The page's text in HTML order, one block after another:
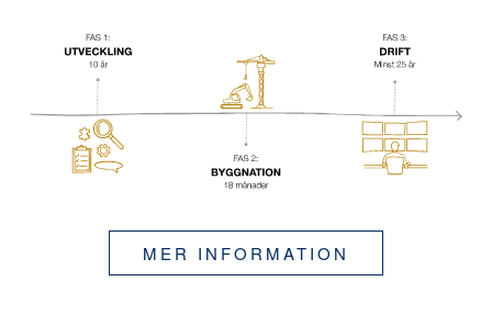
MER INFORMATION